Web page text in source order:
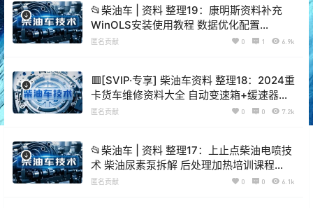
📂柴油车 | 资料 整理19：康明斯资料补充
WinOLS安装使用教程 数据优化配置
（7000份 55G）
匿名贡献 0 1 6.9k
🟥[SVIP·专享] 柴油车资料 整理18：2024重
卡货车维修资料大全 自动变速箱+缓速器维
修资料大全（3600份 112G）
匿名贡献 0 0 7.2k
📂柴油车 | 资料 整理17：上止点柴油电喷技
术 柴油尿素泵拆解 后处理加热培训课程
（36G）
匿名贡献 0 0 6.1k